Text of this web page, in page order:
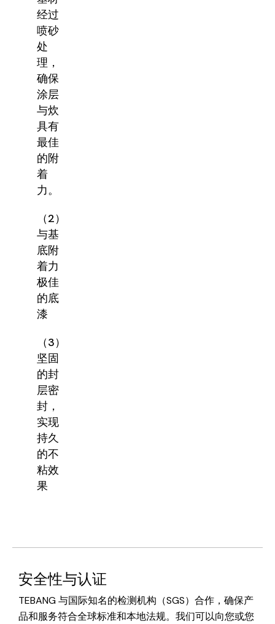
经过
喷砂
处
理，
确保
涂层
与炊
具有
最佳
的附
着
力。
（2）
与基
底附
着力
极佳
的底
漆
（3）
坚固
的封
层密
封，
实现
持久
的不
粘效
果
安全性与认证
TEBANG 与国际知名的检测机构（SGS）合作，确保产
品和服务符合全球标准和本地法规。我们可以向您或您